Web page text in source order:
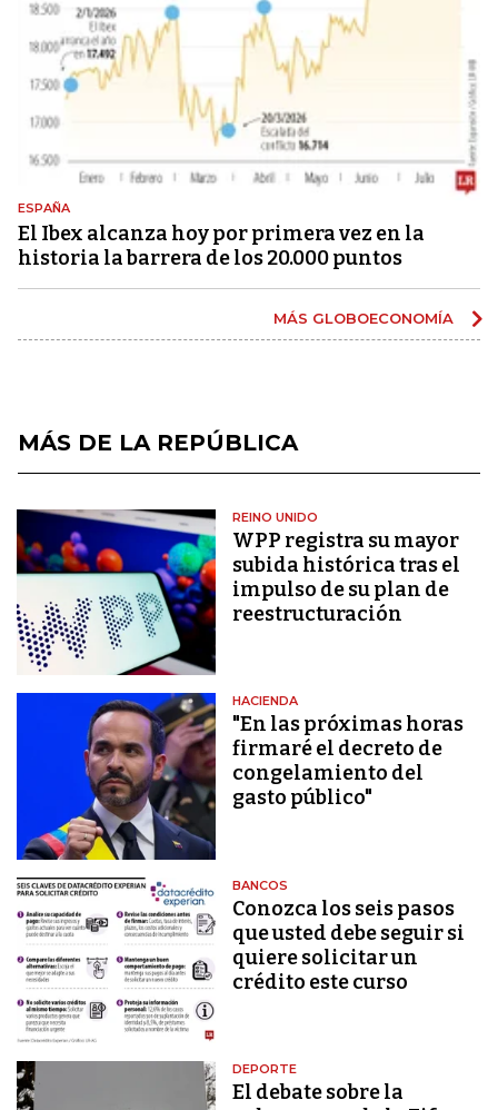
ESPAÑA
El Ibex alcanza hoy por primera vez en la
historia la barrera de los 20.000 puntos
MÁS GLOBOECONOMÍA
MÁS DE LA REPÚBLICA
REINO UNIDO
WPP registra su mayor
subida histórica tras el
impulso de su plan de
reestructuración
HACIENDA
"En las próximas horas
firmaré el decreto de
congelamiento del
gasto público"
BANCOS
Conozca los seis pasos
que usted debe seguir si
quiere solicitar un
crédito este curso
DEPORTE
El debate sobre la